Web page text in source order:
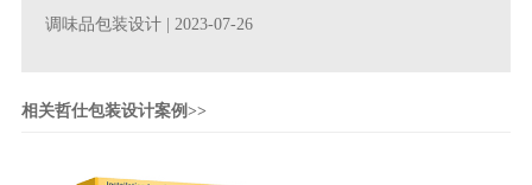
调味品包装设计 | 2023-07-26
相关哲仕包装设计案例>>